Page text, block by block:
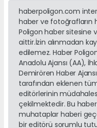
haberpoligon.com
haber ve fotoğrafların
Poligon haber sitesine
aittir.İzin alınmadan
edilemez. Haber
Anadolu Ajansı (AA),
Demirören Haber
tarafından eklenen
editörlerinin
çekilmektedir. Bu
muhataplar haberi
bir editörü sorumlu